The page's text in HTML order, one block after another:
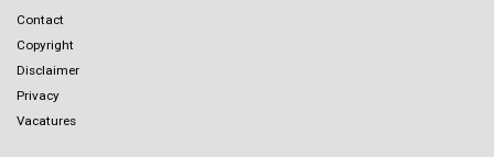
Contact
Copyright
Disclaimer
Privacy
Vacatures